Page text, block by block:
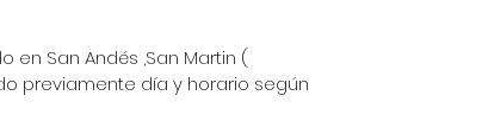
en San Andés ,San Martin (
previamente día y horario según